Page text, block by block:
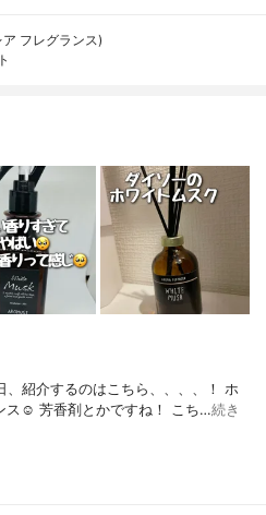
フレグランス)
紹介するのはこちら、、、、！ ホ
ス☺️ 芳香剤とかですね！ こち…続き